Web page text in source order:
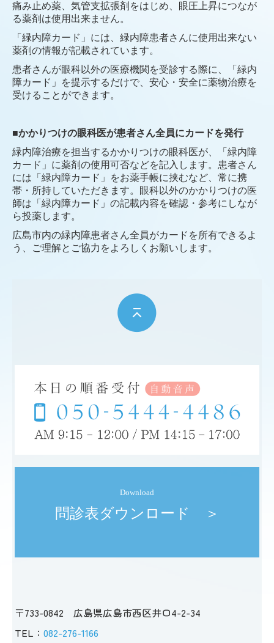
近視矯正＋進行抑制『MiSight１day』マイサイト
眼鏡｜近視進行抑制治療用『MiYOSMART』
診療のご案内
白内障
緑内障情報連絡カード
視神経乳頭陥凹拡大｜緑内障
世界緑内障週間（WGW）
加齢黄斑変性
黄斑上膜とは？原因・症状・治療法を解説
糖尿病網膜症
メヤニ
ウイルス性結膜炎
ドライアイ
VDT症候群
翼状片/よくじょうへん
痛み止め薬、気管支拡張剤をはじめ、眼圧上昇につなが
る薬剤は使用出来ません。
「緑内障カード」には、緑内障患者さんに使用出来ない
薬剤の情報が記載されています。
患者さんが眼科以外の医療機関を受診する際に、「緑内
障カード」を提示するだけで、安心・安全に薬物治療を
受けることができます。
■かかりつけの眼科医が患者さん全員にカードを発行
緑内障治療を担当するかかりつけの眼科医が、「緑内障
カード」に薬剤の使用可否などを記入します。患者さん
には「緑内障カード」をお薬手帳に挟むなど、常に携
帯・所持していただきます。眼科以外のかかりつけの医
師は「緑内障カード」の記載内容を確認・参考にしなが
ら投薬します。
広島市内の緑内障患者さん全員がカードを所有できるよ
う、ご理解とご協力をよろしくお願いします。
Download
問診表ダウンロード　＞
〒733-0842 広島県広島市西区井口4-2-34
TEL：082-276-1166